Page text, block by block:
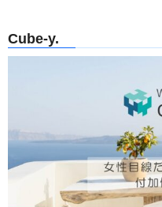
Cube-y.